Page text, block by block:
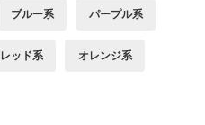
ブルー系 パープル系
レッド系 オレンジ系